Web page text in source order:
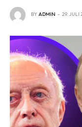
BYADMIN 29. JULI